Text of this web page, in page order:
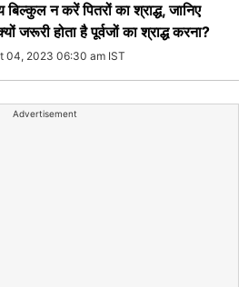
न करें पितरों का श्राद्ध, जानिए
जरूरी होता है पूर्वजों का श्राद्ध करना?
04, 2023 06:30 am IST
Advertisement